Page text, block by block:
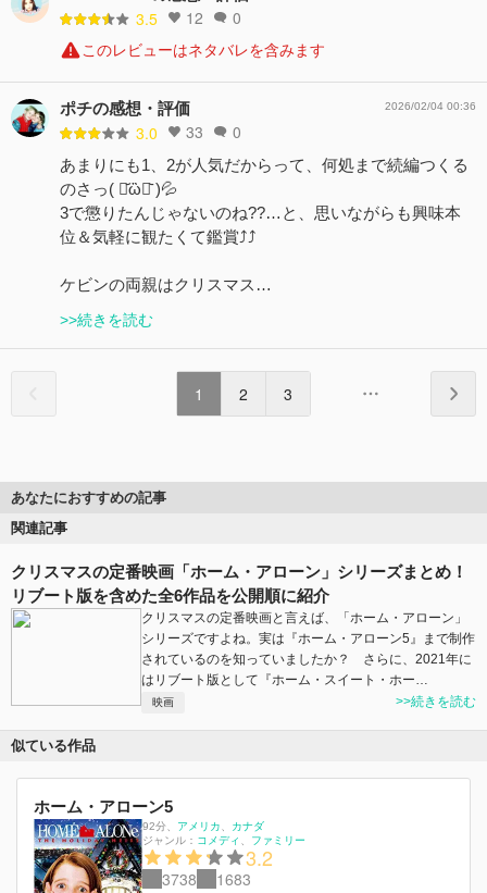
3.5 12 0
このレビューはネタバレを含みます
ポチの感想・評価
3.0 33 0
2026/02/04 00:36
あまりにも1、2が人気だからって、何処まで続編つくる
のさっ( ･᷄ὢ･᷅ )💦
3で懲りたんじゃないのね??…と、思いながらも興味本
位＆気軽に観たくて鑑賞⤴︎︎⤴︎︎
ケビンの両親はクリスマス…
>>続きを読む
1 2 3
あなたにおすすめの記事
関連記事
クリスマスの定番映画「ホーム・アローン」シリーズまとめ！
リブート版を含めた全6作品を公開順に紹介
クリスマスの定番映画と言えば、「ホーム・アローン」
シリーズですよね。実は『ホーム・アローン5』まで制作
されているのを知っていましたか？ さらに、2021年に
はリブート版として『ホーム・スイート・ホー…
映画 >>続きを読む
似ている作品
ホーム・アローン5
92分 アメリカ
カナダ
ジャンル： コメディ ファミリー
3.2
3738 1683